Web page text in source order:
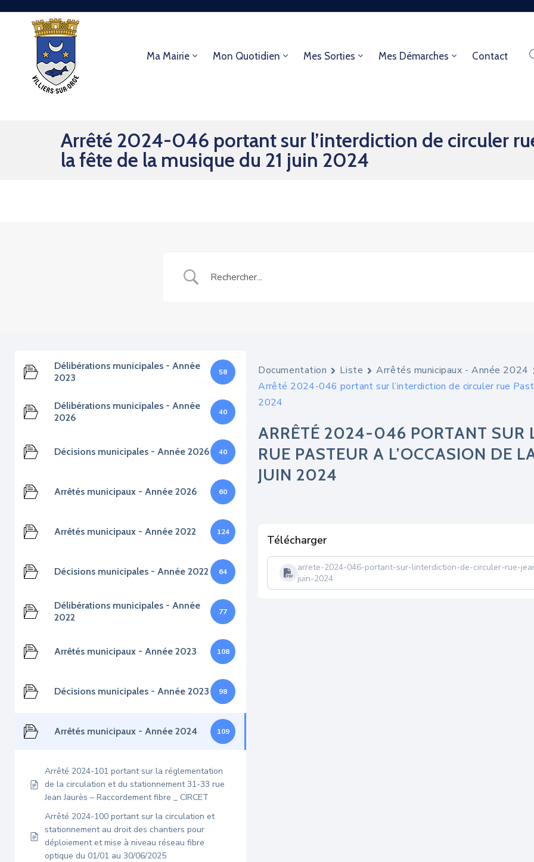
Ma Mairie Mon Quotidien Mes Sorties Mes Démarches Contact
Arrêté 2024-046 portant sur l’interdiction de circuler
la fête de la musique du 21 juin 2024
Délibérations municipales - Année
2023
58
Délibérations municipales - Année
2026
40
Décisions municipales - Année 2026 40
Arrêtés municipaux - Année 2026 60
Arrêtés municipaux - Année 2022 124
Décisions municipales - Année 2022 64
Délibérations municipales - Année
2022
77
Arrêtés municipaux - Année 2023 108
Décisions municipales - Année 2023 98
Arrêtés municipaux - Année 2024 109
Arrêté 2024-101 portant sur la réglementation
de la circulation et du stationnement 31-33 rue
Jean Jaurès – Raccordement fibre _ CIRCET
Arrêté 2024-100 portant sur la circulation et
stationnement au droit des chantiers pour
déploiement et mise à niveau réseau fibre
optique du 01/01 au 30/06/2025
Documentation Liste
Arrêtés municipaux - Année 2024
Arrêté 2024-046 portant sur l’interdiction de circuler rue
2024
ARRÊTÉ 2024-046 PORTANT SUR
RUE PASTEUR A L’OCCASION DE
JUIN 2024
Télécharger
arrete-2024-046-portant-sur-linterdiction-de-circuler-rue-
juin-2024